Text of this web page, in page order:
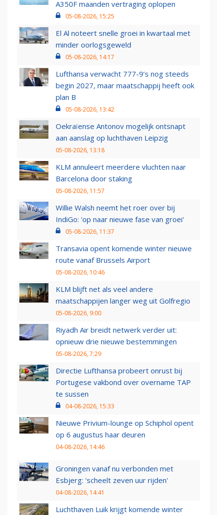
A350F maanden vertraging oplopen
05-08-2026, 15:25
El Al noteert snelle groei in kwartaal met
minder oorlogsgeweld
05-08-2026, 14:17
Lufthansa verwacht 777-9’s nog steeds
begin 2027, maar maatschappij heeft ook
plan B
05-08-2026, 13:42
Oekraïense Antonov mogelijk ontsnapt
aan aanslag op luchthaven Leipzig
05-08-2026, 13:18
KLM annuleert meerdere vluchten naar
Barcelona door staking
05-08-2026, 11:57
Willie Walsh neemt het roer over bij
IndiGo: 'op naar nieuwe fase van groei'
05-08-2026, 11:37
Transavia opent komende winter nieuwe
route vanaf Brussels Airport
05-08-2026, 10:46
KLM blijft net als veel andere
maatschappijen langer weg uit Golfregio
05-08-2026, 9:00
Riyadh Air breidt netwerk verder uit:
opnieuw drie nieuwe bestemmingen
05-08-2026, 7:29
Directie Lufthansa probeert onrust bij
Portugese vakbond over overname TAP
te sussen
04-08-2026, 15:33
Nieuwe Privium-lounge op Schiphol opent
op 6 augustus haar deuren
04-08-2026, 14:46
Groningen vanaf nu verbonden met
Esbjerg: 'scheelt zeven uur rijden'
04-08-2026, 14:41
Luchthaven Luik krijgt komende winter